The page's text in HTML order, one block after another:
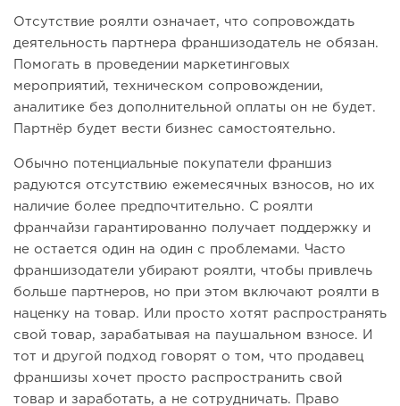
Отсутствие роялти означает, что сопровождать
деятельность партнера франшизодатель не обязан.
Помогать в проведении маркетинговых
мероприятий, техническом сопровождении,
аналитике без дополнительной оплаты он не будет.
Партнёр будет вести бизнес самостоятельно.
Обычно потенциальные покупатели франшиз
радуются отсутствию ежемесячных взносов, но их
наличие более предпочтительно. С роялти
франчайзи гарантированно получает поддержку и
не остается один на один с проблемами. Часто
франшизодатели убирают роялти, чтобы привлечь
больше партнеров, но при этом включают роялти в
наценку на товар. Или просто хотят распространять
свой товар, зарабатывая на паушальном взносе. И
тот и другой подход говорят о том, что продавец
франшизы хочет просто распространить свой
товар и заработать, а не сотрудничать. Право